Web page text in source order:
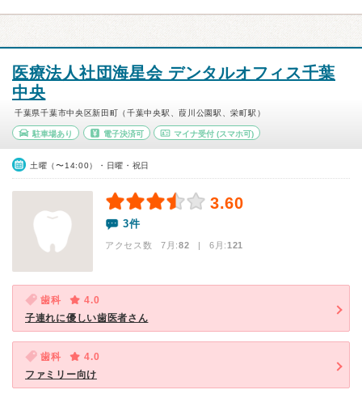
医療法人社団海星会 デンタルオフィス千葉
中央
千葉県千葉市中央区新田町（千葉中央駅、葭川公園駅、栄町駅）
駐車場あり 電子決済可 マイナ受付 (スマホ可)
土曜（〜14:00）・日曜・祝日
3.60
3件
アクセス数 7月:82 | 6月:121
歯科
4.0
子連れに優しい歯医者さん
歯科
4.0
ファミリー向け